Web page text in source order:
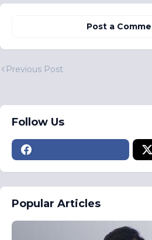
Post a
Previous Post
Follow Us
Popular Articles